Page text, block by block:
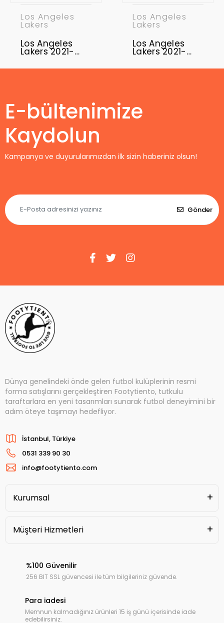
Los Angeles
Lakers
Los Angeles
Lakers 2021-
Bryant 8
Los Angeles
Lakers
Los Angeles
Lakers 2021-
James 6
E-bültenimize
Kaydolun
Kampanya ve duyurularımızdan ilk sizin haberiniz olsun!
Gönder
Dünya genelindeki önde gelen futbol kulüplerinin resmi
forma satışlarını gerçekleştiren Footytiento, tutkulu
taraftarlara en yeni tasarımları sunarak futbol deneyimini bir
adım öteye taşımayı hedefliyor.
İstanbul, Türkiye
0531 339 90 30
info@footytiento.com
Kurumsal
Müşteri Hizmetleri
%100 Güvenilir
256 BIT SSL güvencesi ile tüm bilgileriniz güvende.
Para iadesi
Memnun kalmadığınız ürünleri 15 iş günü içerisinde iade
edebilirsiniz.